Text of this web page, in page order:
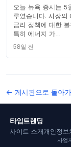
오늘 뉴욕 증시는 5
루였습니다. 시장의
금리 정책에 대한
특히 에너지 가…
58일 전
← 게시판으로 돌아
타임트렌딩
사이트 소개개인정보
사업